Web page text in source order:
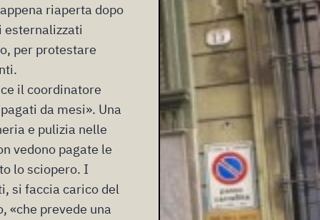
riaperta dopo
esternalizzati
per protestare
il coordinatore
da mesi». Una
e pulizia nelle
vedono pagate le
lo sciopero. I
si faccia carico del
«che prevede una